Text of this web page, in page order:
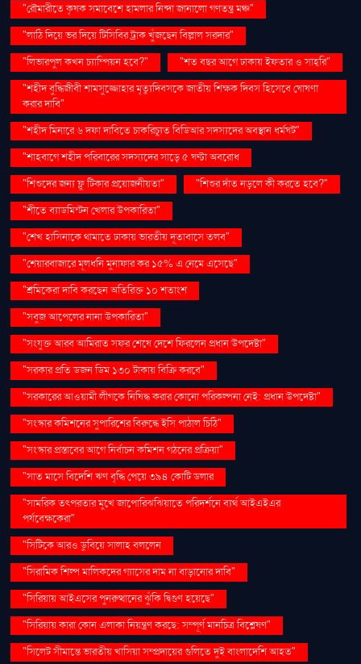
"রৌমারীতে কৃষক সমাবেশে হামলার নিন্দা জানালো গণতন্ত্র মঞ্চ"
"লাঠি দিয়ে ভর দিয়ে টিসিবির ট্রাক খুঁজছেন বিল্লাল সরদার"
"লিভারপুল কখন চ্যাম্পিয়ন হবে?"
"শত বছর আগে ঢাকায় ইফতার ও সাহ্‌রি"
"শহীদ বুদ্ধিজীবী শামসুজ্জোহার মৃত্যুদিবসকে জাতীয় শিক্ষক দিবস হিসেবে ঘোষণা
করার দাবি"
"শহীদ মিনারে ৬ দফা দাবিতে চাকরিচ্যুত বিডিআর সদস্যদের অবস্থান ধর্মঘট"
"শাহবাগে শহীদ পরিবারের সদস্যদের সাড়ে ৫ ঘণ্টা অবরোধ
"শিশুদের জন্য ফ্লু টিকার প্রয়োজনীয়তা"
"শিশুর দাঁত নড়লে কী করতে হবে?"
"শীতে ব্যাডমিন্টন খেলার উপকারিতা"
"শেখ হাসিনাকে থামাতে ঢাকায় ভারতীয় দূতাবাসে তলব"
"শেয়ারবাজারে মূলধনি মুনাফার কর ১৫% এ নেমে এসেছে"
"শ্রমিকেরা দাবি করছেন অতিরিক্ত ১০ শতাংশ
"সবুজ আপেলের নানা উপকারিতা"
"সংযুক্ত আরব আমিরাত সফর শেষে দেশে ফিরলেন প্রধান উপদেষ্টা"
"সরকার প্রতি ডজন ডিম ১৩০ টাকায় বিক্রি করবে"
"সরকারের আওয়ামী লীগকে নিষিদ্ধ করার কোনো পরিকল্পনা নেই: প্রধান উপদেষ্টা"
"সংস্কার কমিশনের সুপারিশের বিরুদ্ধে ইসি পাঠাল চিঠি"
"সংস্কার প্রস্তাবের আগে নির্বাচন কমিশন গঠনের প্রক্রিয়া"
"সাত মাসে বিদেশি ঋণ বৃদ্ধি পেয়ে ৩৯৪ কোটি ডলার
"সামরিক তৎপরতার মুখে জাপোরিঝঝিয়াতে পরিদর্শনে ব্যর্থ আইএইএর
পর্যবেক্ষকেরা"
"সিটিকে আরও ডুবিয়ে সালাহ বললেন
"সিরামিক শিল্প মালিকদের গ্যাসের দাম না বাড়ানোর দাবি"
"সিরিয়ায় আইএসের পুনরুত্থানের ঝুঁকি দ্বিগুণ হয়েছে"
"সিরিয়ায় কারা কোন এলাকা নিয়ন্ত্রণ করছে: সম্পূর্ণ মানচিত্র বিশ্লেষণ"
"সিলেট সীমান্তে ভারতীয় খাসিয়া সম্প্রদায়ের গুলিতে দুই বাংলাদেশি আহত"